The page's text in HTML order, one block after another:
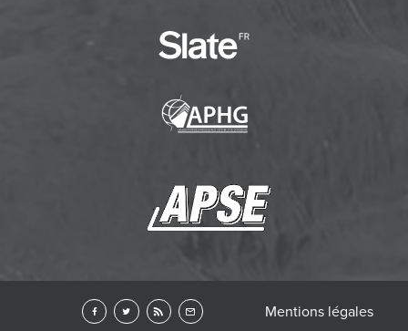
Mentions légales